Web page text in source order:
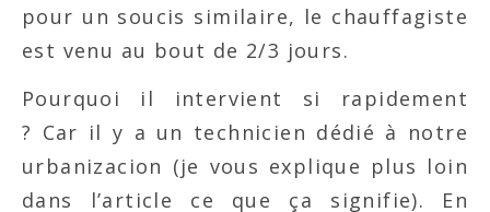
pour un soucis similaire, le chauffagiste
est venu au bout de 2/3 jours.
Pourquoi il intervient si rapidement
? Car il y a un technicien dédié à notre
urbanizacion (je vous explique plus loin
dans l’article ce que ça signifie). En